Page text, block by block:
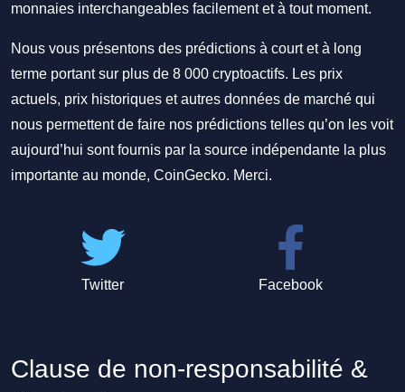
monnaies interchangeables facilement et à tout moment.
Nous vous présentons des prédictions à court et à long
terme portant sur plus de 8 000 cryptoactifs. Les prix
actuels, prix historiques et autres données de marché qui
nous permettent de faire nos prédictions telles qu’on les voit
aujourd’hui sont fournis par la source indépendante la plus
importante au monde, CoinGecko. Merci.
Twitter Facebook
Clause de non-responsabilité &